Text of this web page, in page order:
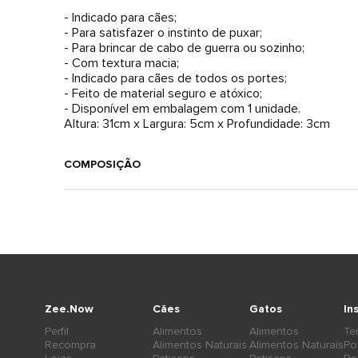
- Indicado para cães;
- Para satisfazer o instinto de puxar;
- Para brincar de cabo de guerra ou sozinho;
- Com textura macia;
- Indicado para cães de todos os portes;
- Feito de material seguro e atóxico;
- Disponível em embalagem com 1 unidade.
Altura: 31cm x Largura: 5cm x Profundidade: 3cm
COMPOSIÇÃO
Cães
Alimentos
Alimentos Naturais
Gatos
Alimentos
Alimentos Naturais
Zee.Now
Perfil
Recompra